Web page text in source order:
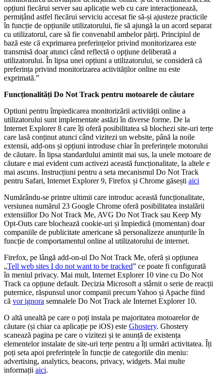
opțiuni fiecărui server sau aplicație web cu care interacționează,
permițând astfel fiecărui serviciu accesat fie să-și ajusteze practicile
în funcție de opțiunile utilizatorului, fie să ajungă la un acord separat
cu utilizatorul, care să fie convenabil ambelor părți. Principiul de
bază este că exprimarea preferințelor privind monitorizarea este
transmisă doar atunci când reflectă o opțiune deliberată a
utilizatorului. În lipsa unei opțiuni a utilizatorului, se consideră că
preferința privind monitorizarea activităților online nu este
exprimată.”
Funcționalități Do Not Track pentru motoarele de căutare
Optiuni pentru împiedicarea monitorizării activității online a
utilizatorului sunt implementate astăzi în diverse forme. De la
Internet Explorer 8 care îți oferă posibilitatea să blochezi site-uri terțe
care lasă conținut atunci când vizitezi un website, până la noile
extensii, add-ons și opțiuni introduse chiar în preferințele motorului
de căutare. În lipsa standardului amintit mai sus, la unele motoare de
căutare e mai evident cum activezi această funcționalitate, la altele e
mai ascuns. Instrucțiuni pentru a seta mecanismul Do Not Track
pentru Safari, Internet Explorer 9, Firefox și Chrome găsești aici
Numărându-se printre ultimii care introduc această funcționalitate,
versiunea numărul 23 Google Chrome oferă posibilitatea instalării
extensiillor Do Not Track Me, AVG Do Not Track sau Keep My
Opt-Outs care blochează cookie-uri și împiedică (momentan) doar
companiile de publicitate americane să personalizeze anunțurile în
funcție de comportamentul online al utilizatorului de internet.
Firefox, pe lângă add-on-ul Do Not Track Me, oferă și opțiunea
„Tell web sites I do not want to be tracked” ce poate fi configurată
în meniul privacy. Mai mult, Internet Explorer 10 vine cu Do Not
Track ca opțiune default. Decizia Microsoft a stârnit o serie de reacții
puternice, răspunsul unor companii precum Yahoo și Apache fiind
că vor ignora semnalele Do Not Track ale Internet Explorer 10.
O altă unealtă pe care o poți instala pe majoritatea motoarelor de
căutare (și chiar ca aplicație pe iOS) este Ghostery. Ghostery
scanează pagina pe care o vizitezi și te anunță de existența
elementelor instalate de site-uri terțe pentru a îți urmări activitatea. Îți
poți seta apoi preferințele în funcție de categoriile din meniu:
advertising, analytics, beacons, privacy, widgets. Mai multe
informații aici.